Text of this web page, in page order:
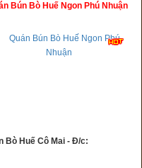
Bún Bò Huế Ngon Phú Nhuận
Bò Huế Cô Mai - Đ/c: